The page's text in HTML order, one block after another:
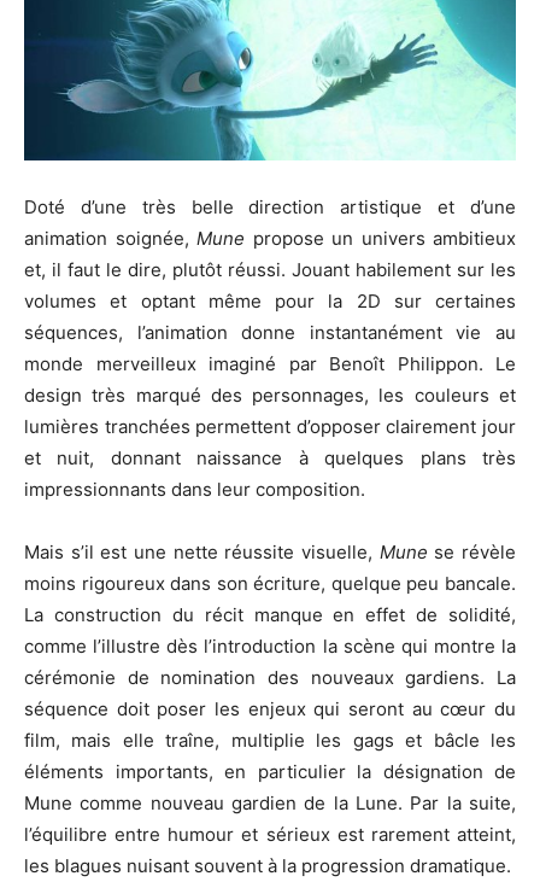
Doté d’une très belle direction artistique et d’une
animation soignée, Mune propose un univers ambitieux
et, il faut le dire, plutôt réussi. Jouant habilement sur les
volumes et optant même pour la 2D sur certaines
séquences, l’animation donne instantanément vie au
monde merveilleux imaginé par Benoît Philippon. Le
design très marqué des personnages, les couleurs et
lumières tranchées permettent d’opposer clairement jour
et nuit, donnant naissance à quelques plans très
impressionnants dans leur composition.
Mais s’il est une nette réussite visuelle, Mune se révèle
moins rigoureux dans son écriture, quelque peu bancale.
La construction du récit manque en effet de solidité,
comme l’illustre dès l’introduction la scène qui montre la
cérémonie de nomination des nouveaux gardiens. La
séquence doit poser les enjeux qui seront au cœur du
film, mais elle traîne, multiplie les gags et bâcle les
éléments importants, en particulier la désignation de
Mune comme nouveau gardien de la Lune. Par la suite,
l’équilibre entre humour et sérieux est rarement atteint,
les blagues nuisant souvent à la progression dramatique.